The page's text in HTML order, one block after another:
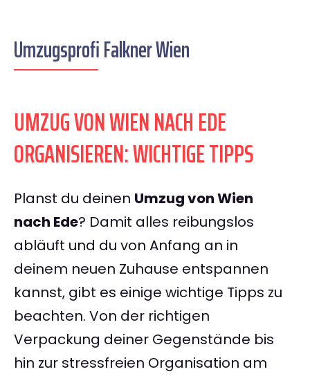
Umzugsprofi Falkner Wien
UMZUG VON WIEN NACH EDE
ORGANISIEREN: WICHTIGE TIPPS
Planst du deinen Umzug von Wien
nach Ede? Damit alles reibungslos
abläuft und du von Anfang an in
deinem neuen Zuhause entspannen
kannst, gibt es einige wichtige Tipps zu
beachten. Von der richtigen
Verpackung deiner Gegenstände bis
hin zur stressfreien Organisation am